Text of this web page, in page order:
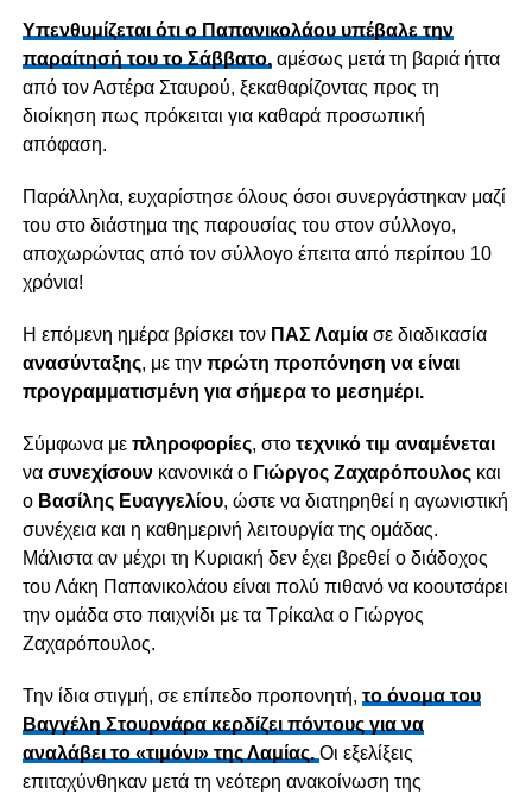
Υπενθυμίζεται ότι ο Παπανικολάου υπέβαλε την
παραίτησή του το Σάββατο,αμέσως μετά τη βαριά ήττα
από τον Αστέρα Σταυρού, ξεκαθαρίζοντας προς τη
διοίκηση πως πρόκειται για καθαρά προσωπική
απόφαση.
Παράλληλα, ευχαρίστησε όλους όσοι συνεργάστηκαν μαζί
του στο διάστημα της παρουσίας του στον σύλλογο,
αποχωρώντας από τον σύλλογο έπειτα από περίπου 10
χρόνια!
Η επόμενη ημέρα βρίσκει τον ΠΑΣ Λαμίασε διαδικασία
ανασύνταξης, με την πρώτη προπόνηση να είναι
προγραμματισμένη για σήμερα το μεσημέρι.
Σύμφωνα με πληροφορίες, στο τεχνικό τιμ αναμένεται
να συνεχίσουνκανονικά ο Γιώργος Ζαχαρόπουλοςκαι
ο Βασίλης Ευαγγελίου, ώστε να διατηρηθεί η αγωνιστική
συνέχεια και η καθημερινή λειτουργία της ομάδας.
Μάλιστα αν μέχρι τη Κυριακή δεν έχει βρεθεί ο διάδοχος
του Λάκη Παπανικολάου είναι πολύ πιθανό να κοουτσάρει
την ομάδα στο παιχνίδι με τα Τρίκαλα ο Γιώργος
Ζαχαρόπουλος.
Την ίδια στιγμή, σε επίπεδο προπονητή, το όνομα του
Βαγγέλη Στουρνάρα κερδίζει πόντους για να
αναλάβει το «τιμόνι» της Λαμίας. Οι εξελίξεις
επιταχύνθηκαν μετά τη νεότερη ανακοίνωση της